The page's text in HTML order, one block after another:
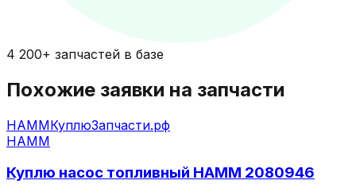
4 200+ запчастей в базе
Похожие заявки на запчасти
HAMMКуплюЗапчасти.рф
HAMM
Куплю насос топливный HAMM 2080946